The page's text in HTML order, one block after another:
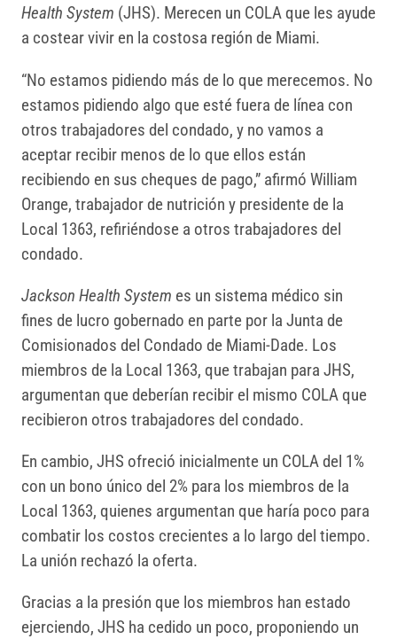
Health System (JHS). Merecen un COLA que les ayude
a costear vivir en la costosa región de Miami.
“No estamos pidiendo más de lo que merecemos. No
estamos pidiendo algo que esté fuera de línea con
otros trabajadores del condado, y no vamos a
aceptar recibir menos de lo que ellos están
recibiendo en sus cheques de pago,” afirmó William
Orange, trabajador de nutrición y presidente de la
Local 1363, refiriéndose a otros trabajadores del
condado.
Jackson Health System es un sistema médico sin
fines de lucro gobernado en parte por la Junta de
Comisionados del Condado de Miami-Dade. Los
miembros de la Local 1363, que trabajan para JHS,
argumentan que deberían recibir el mismo COLA que
recibieron otros trabajadores del condado.
En cambio, JHS ofreció inicialmente un COLA del 1%
con un bono único del 2% para los miembros de la
Local 1363, quienes argumentan que haría poco para
combatir los costos crecientes a lo largo del tiempo.
La unión rechazó la oferta.
Gracias a la presión que los miembros han estado
ejerciendo, JHS ha cedido un poco, proponiendo un